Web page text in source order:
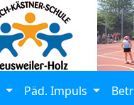
Päd. Impuls